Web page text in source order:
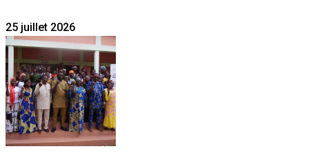
25 juillet 2026